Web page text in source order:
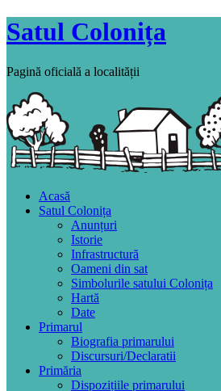
Satul Colonița
Pagină oficială a localității
Acasă
Satul Colonița
Anunțuri
Istorie
Infrastructură
Oameni din sat
Simbolurile satului Colonița
Hartă
Date
Primarul
Biografia primarului
Discursuri/Declaratii
Primăria
Dispozițiile primarului